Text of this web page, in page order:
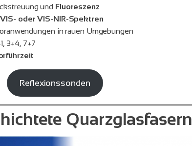
und Fluoreszenz
oder VIS-NIR-Spektren
in rauen Umgebungen
3+4, 7+7
Reflexionssonden
Quarzglasfasern